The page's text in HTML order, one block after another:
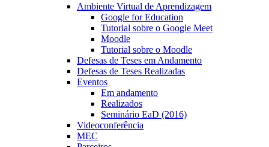
Ambiente Virtual de Aprendizagem
Google for Education
Tutorial sobre o Google Meet
Moodle
Tutorial sobre o Moodle
Defesas de Teses em Andamento
Defesas de Teses Realizadas
Eventos
Em andamento
Realizados
Seminário EaD (2016)
Videoconferência
MEC